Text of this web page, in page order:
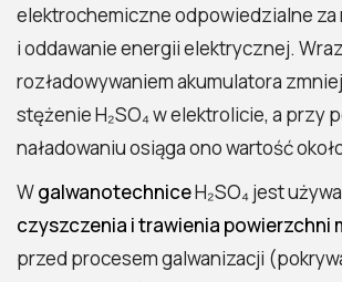
elektrochemiczne odpowiedzialne za
i oddawanie energii elektrycznej.
rozładowywaniem akumulatora
stężenie H₂SO₄ w elektrolicie, a przy
naładowaniu osiąga ono wartość
WgalwanotechniceH₂SO₄ jest
czyszczenia i trawienia powierzchni
przed procesem galwanizacji